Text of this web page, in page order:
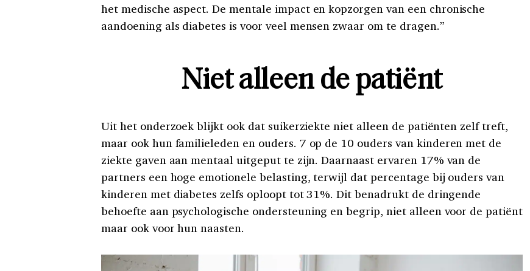
het medische aspect. De mentale impact en kopzorgen van een chronische
aandoening als diabetes is voor veel mensen zwaar om te dragen.”
Niet alleen de patiënt
Uit het onderzoek blijkt ook dat suikerziekte niet alleen de patiënten zelf treft,
maar ook hun familieleden en ouders. 7 op de 10 ouders van kinderen met de
ziekte gaven aan mentaal uitgeput te zijn. Daarnaast ervaren 17% van de
partners een hoge emotionele belasting, terwijl dat percentage bij ouders van
kinderen met diabetes zelfs oploopt tot 31%. Dit benadrukt de dringende
behoefte aan psychologische ondersteuning en begrip, niet alleen voor de patiënt
maar ook voor hun naasten.